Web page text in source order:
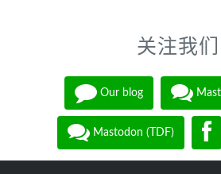
关注我们
Our blog
Mastodon (TDF)